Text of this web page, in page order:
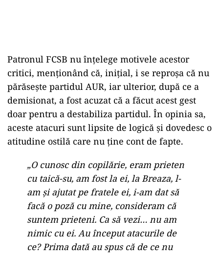
Patronul FCSB nu înțelege motivele acestor
critici, menționând că, inițial, i se reproșa că nu
părăsește partidul AUR, iar ulterior, după ce a
demisionat, a fost acuzat că a făcut acest gest
doar pentru a destabiliza partidul. În opinia sa,
aceste atacuri sunt lipsite de logică și dovedesc o
atitudine ostilă care nu ține cont de fapte.
„O cunosc din copilărie, eram prieten
cu taică-su, am fost la ei, la Breaza, l-
am și ajutat pe fratele ei, i-am dat să
facă o poză cu mine, consideram că
suntem prieteni. Ca să vezi… nu am
nimic cu ei. Au început atacurile de
ce? Prima dată au spus că de ce nu